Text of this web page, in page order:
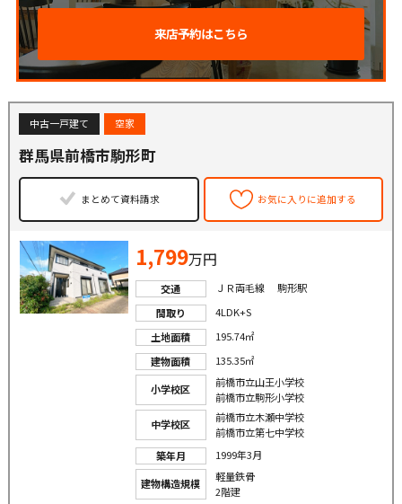
来店予約はこちら
中古一戸建て 空家
群馬県前橋市駒形町
まとめて資料請求 お気に入りに追加する
1,799万円
交通
ＪＲ両毛線 駒形駅
間取り
4LDK+S
土地面積
195.74㎡
建物面積
135.35㎡
小学校区
前橋市立山王小学校
前橋市立駒形小学校
中学校区
前橋市立木瀬中学校
前橋市立第七中学校
築年月
1999年3月
建物構造規模
軽量鉄骨
2階建